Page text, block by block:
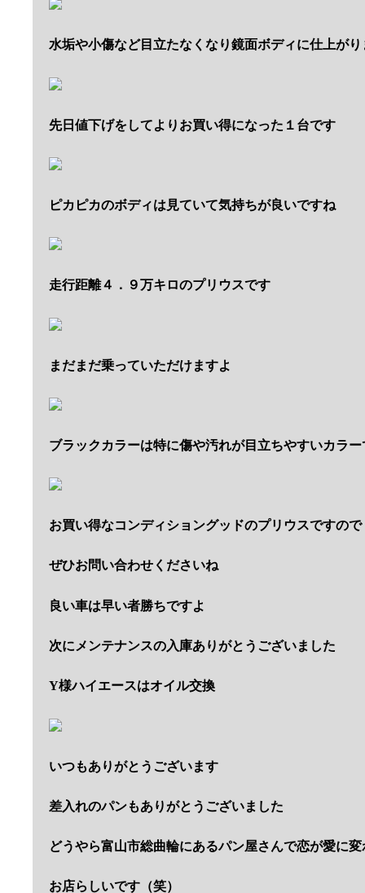
水垢や小傷など目立たなくなり鏡面ボディに仕上が
先日値下げをしてよりお買い得になった１台です
ピカピカのボディは見ていて気持ちが良いですね
走行距離４．９万キロのプリウスです
まだまだ乗っていただけますよ
ブラックカラーは特に傷や汚れが目立ちやすいカラ
お買い得なコンディショングッドのプリウスですので
ぜひお問い合わせくださいね
良い車は早い者勝ちですよ
次にメンテナンスの入庫ありがとうございました
Y様ハイエースはオイル交換
いつもありがとうございます
差入れのパンもありがとうございました
どうやら富山市総曲輪にあるパン屋さんで恋が愛に
お店らしいです（笑）